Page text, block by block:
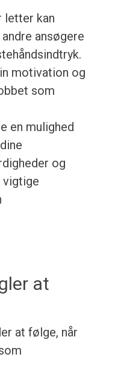
letter kan
ansøgere
motivation og
som
en mulighed
og
vigtige
at
at følge, når